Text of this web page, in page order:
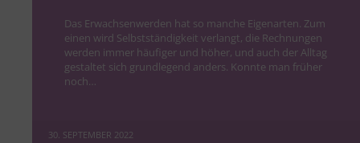
Das Erwachsenwerden hat so manche Eigenarten. Zum
einen wird Selbstständigkeit verlangt, die Rechnungen
werden immer häufiger und höher, und auch der Alltag
gestaltet sich grundlegend anders. Konnte man früher
noch…
30. SEPTEMBER 2022